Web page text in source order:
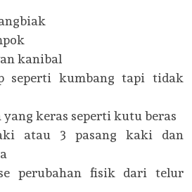
kanibal
seperti kumbang tapi tidak
keras seperti kutu beras
atau 3 pasang kaki dan
perubahan fisik dari telur